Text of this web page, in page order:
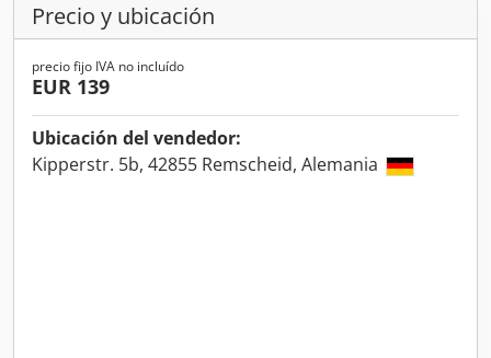
Precio y ubicación
precio fijo IVA no incluído
EUR 139
Ubicación del vendedor:
Kipperstr. 5b, 42855 Remscheid, Alemania